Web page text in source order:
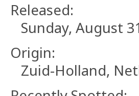
Released:
Sunday, August
Origin:
Zuid-Holland,